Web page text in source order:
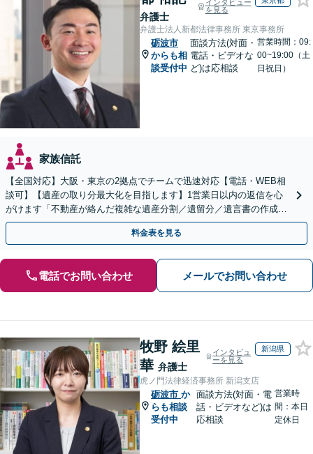
弁護士
インタビュー
を見る
弁護士法人新都法律事務所 東京事務所
砺波市
からも相
談受付中
面談方法(対面・
電話・ビデオな
ど)は応相談
営業時間：09:
00~19:00（土
日祝日）
家族信託
【全国対応】大阪・東京の2拠点でチームで迅速対応【電話・WEB相
談可】【遺産の取り分最大化を目指します】1営業日以内の返信を心
がけます「不動産が絡んだ複雑な遺産分割／遺留分／遺言書の作成・
執行／事業承継など、お任せください」【休日相談あり】
料金表を見る
電話でお問い合わせ メールでお問い合わせ
牧野 絵里
華 弁護士
インタビュ
ーを見る
新潟県
虎ノ門法律経済事務所 新潟支店
砺波市 か
らも相談
受付中
面談方法(対面・電
話・ビデオなど)は
応相談
営業時
間：本日
定休日